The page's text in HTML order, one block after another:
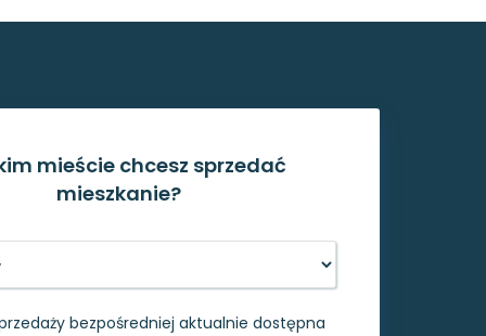
mieście chcesz sprzedać
mieszkanie?
bezpośredniej aktualnie dostępna